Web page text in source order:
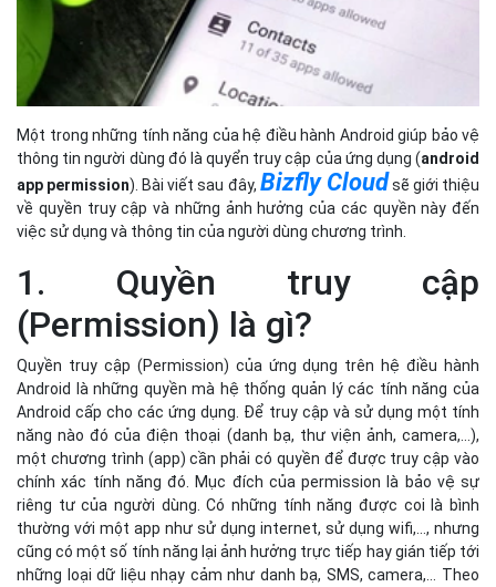
Một trong những tính năng của hệ điều hành Android giúp bảo vệ
thông tin người dùng đó là quyển truy cập của ứng dụng (android
app permission). Bài viết sau đây, Bizfly Cloudsẽ giới thiệu
về quyền truy cập và những ảnh hưởng của các quyền này đến
việc sử dụng và thông tin của người dùng chương trình.
1. Quyền truy cập
(Permission) là gì?
Quyền truy cập (Permission) của ứng dụng trên hệ điều hành
Android là những quyền mà hệ thống quản lý các tính năng của
Android cấp cho các ứng dụng. Để truy cập và sử dụng một tính
năng nào đó của điện thoại (danh bạ, thư viện ảnh, camera,…),
một chương trình (app) cần phải có quyền để được truy cập vào
chính xác tính năng đó. Mục đích của permission là bảo vệ sự
riêng tư của người dùng. Có những tính năng được coi là bình
thường với một app như sử dụng internet, sử dụng wifi,…, nhưng
cũng có một số tính năng lại ảnh hưởng trực tiếp hay gián tiếp tới
những loại dữ liệu nhạy cảm như danh bạ, SMS, camera,… Theo